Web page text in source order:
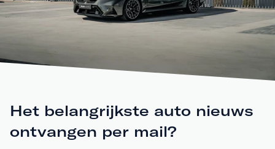
Het belangrijkste auto nieuws
ontvangen per mail?